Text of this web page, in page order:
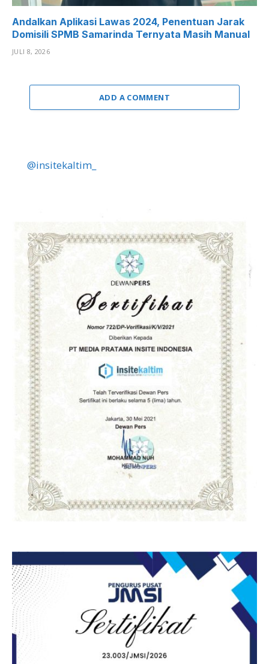
Andalkan Aplikasi Lawas 2024, Penentuan Jarak
Domisili SPMB Samarinda Ternyata Masih Manual
JULI 8, 2026
ADD A COMMENT
@insitekaltim_